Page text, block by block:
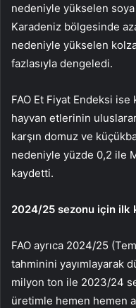
nedeniyle yükselen soya
Karadeniz bölgesinde
nedeniyle yükselen
fazlasıyla dengeledi.
FAO Et Fiyat Endeksi
hayvan etlerinin
karşın domuz ve
nedeniyle yüzde 0,2 ile
kaydetti.
2024/25 sezonu için ilk
FAO ayrıca 2024/25
tahminini yayımlayarak
milyon ton ile 2023/24
üretimle hemen hemen